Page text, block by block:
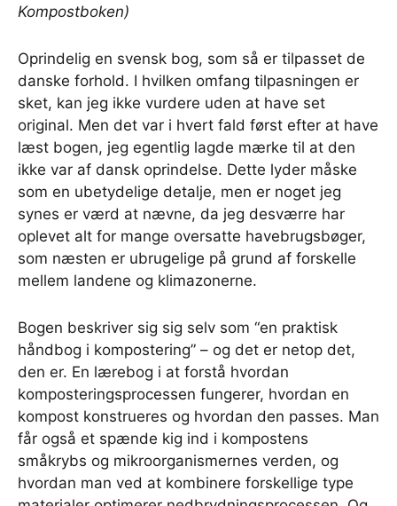
Kompostboken)
Oprindelig en svensk bog, som så er tilpasset de
danske forhold. I hvilken omfang tilpasningen er
sket, kan jeg ikke vurdere uden at have set
original. Men det var i hvert fald først efter at have
læst bogen, jeg egentlig lagde mærke til at den
ikke var af dansk oprindelse. Dette lyder måske
som en ubetydelige detalje, men er noget jeg
synes er værd at nævne, da jeg desværre har
oplevet alt for mange oversatte havebrugsbøger,
som næsten er ubrugelige på grund af forskelle
mellem landene og klimazonerne.
Bogen beskriver sig sig selv som “en praktisk
håndbog i kompostering” – og det er netop det,
den er. En lærebog i at forstå hvordan
komposteringsprocessen fungerer, hvordan en
kompost konstrueres og hvordan den passes. Man
får også et spænde kig ind i kompostens
småkrybs og mikroorganismernes verden, og
hvordan man ved at kombinere forskellige type